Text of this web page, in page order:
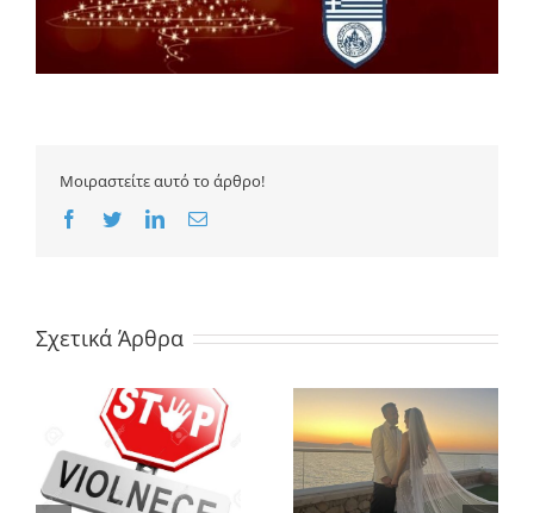
Μοιραστείτε αυτό το άρθρο!
Facebook
TwitterLinkedInEmail
Σχετικά Άρθρα